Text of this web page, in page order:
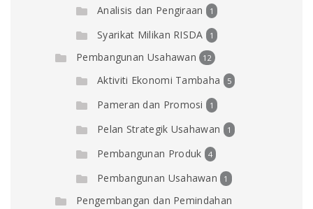
Analisis dan Pengiraan 1
Syarikat Milikan RISDA 1
Pembangunan Usahawan 12
Aktiviti Ekonomi Tambaha 5
Pameran dan Promosi 1
Pelan Strategik Usahawan 1
Pembangunan Produk 4
Pembangunan Usahawan 1
Pengembangan dan Pemindahan